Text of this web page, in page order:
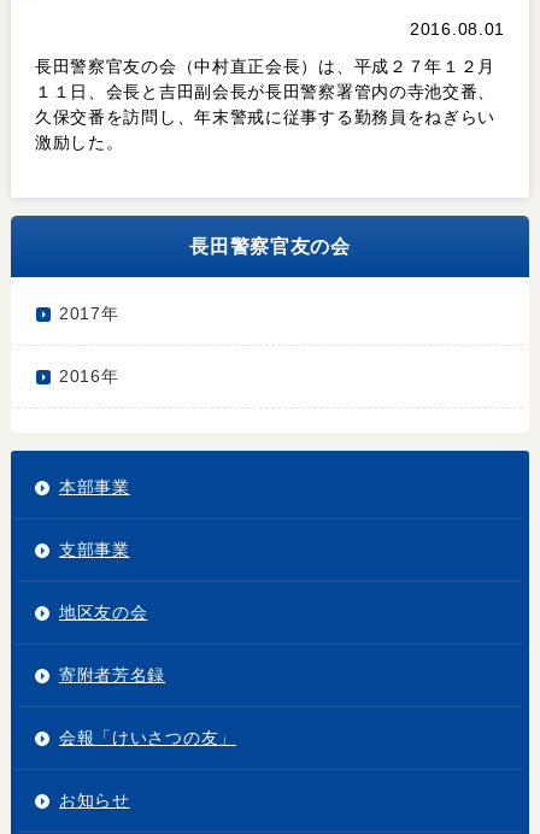
2016.08.01
長田警察官友の会（中村直正会長）は、平成２７年１２月
１１日、会長と吉田副会長が長田警察署管内の寺池交番、
久保交番を訪問し、年末警戒に従事する勤務員をねぎらい
激励した。
長田警察官友の会
2017年
2016年
本部事業
支部事業
地区友の会
寄附者芳名録
会報「けいさつの友」
お知らせ